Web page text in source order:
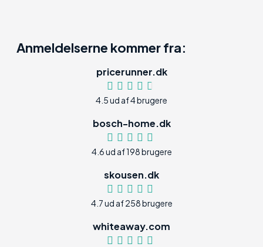
Anmeldelserne kommer fra:
pricerunner.dk
4.5 ud af 4 brugere
bosch-home.dk
4.6 ud af 198 brugere
skousen.dk
4.7 ud af 258 brugere
whiteaway.com